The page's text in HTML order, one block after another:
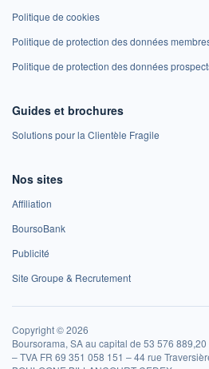
Politique de cookies
Politique de protection des données
Politique de protection des données
Guides et brochures
Solutions pour la Clientèle Fragile
Nos sites
Affiliation
BoursoBank
Publicité
Site Groupe & Recrutement
Copyright © 2026
Boursorama, SA au capital de 53 576
– TVA FR 69 351 058 151 – 44 rue